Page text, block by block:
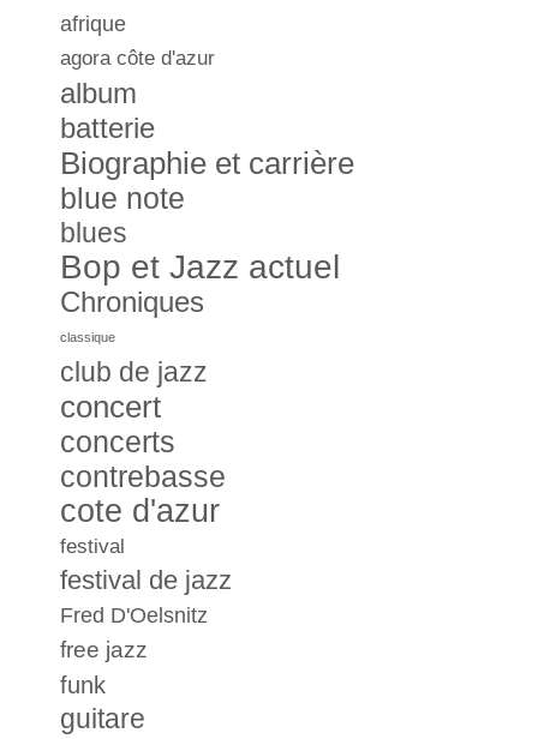
afrique
agora côte d'azur
album
batterie
Biographie et carrière
blue note
blues
Bop et Jazz actuel
Chroniques
classique
club de jazz
concert
concerts
contrebasse
cote d'azur
festival
festival de jazz
Fred D'Oelsnitz
free jazz
funk
guitare